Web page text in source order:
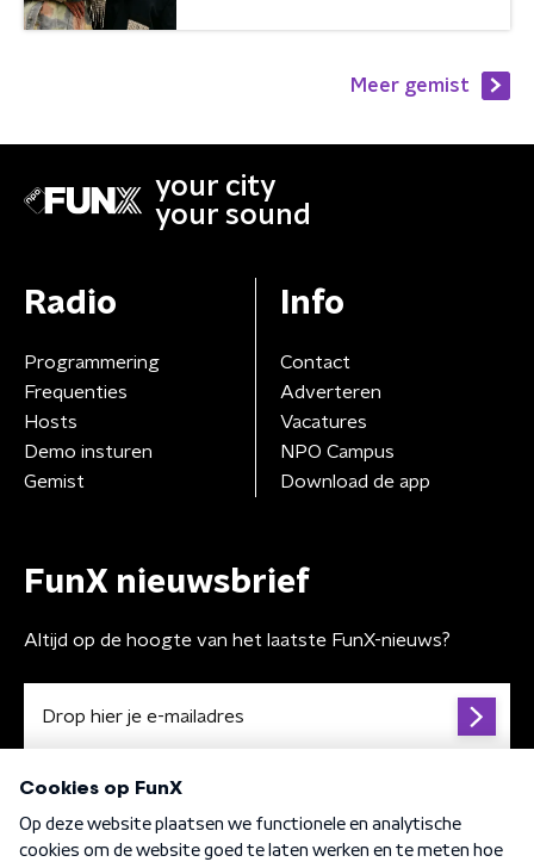
Meer gemist
your city
your sound
Radio
Programmering
Frequenties
Hosts
Demo insturen
Gemist
Info
Contact
Adverteren
Vacatures
NPO Campus
Download de app
FunX nieuwsbrief
Altijd op de hoogte van het laatste FunX-nieuws?